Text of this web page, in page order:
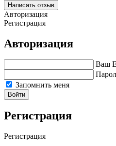
Написать отзыв
Авторизация
Регистрация
Авторизация
Ваш
Запомнить меня
Войти
Регистрация
Регистрация